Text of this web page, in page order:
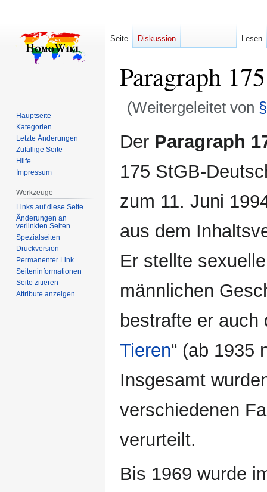
Paragraph 175
(Weitergeleitet von
Navigation
Suche
Der Paragraph
175 StGB-
zum 11. Juni
aus dem
Er stellte
männlichen
bestrafte er auch
Tieren“ (ab 1935
Insgesamt
verschiedenen
verurteilt.
Bis 1969 wurde
Seite Diskussion Lesen
Hauptseite
Kategorien
Letzte Änderungen
Zufällige Seite
Hilfe
Impressum
Werkzeuge
Links auf diese Seite
Änderungen an
verlinkten Seiten
Spezialseiten
Druckversion
Permanenter Link
Seiten­­informationen
Seite zitieren
Attribute anzeigen